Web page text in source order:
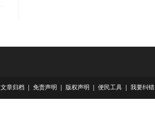
文章归档 免责声明 版权声明 便民工具 我要纠错